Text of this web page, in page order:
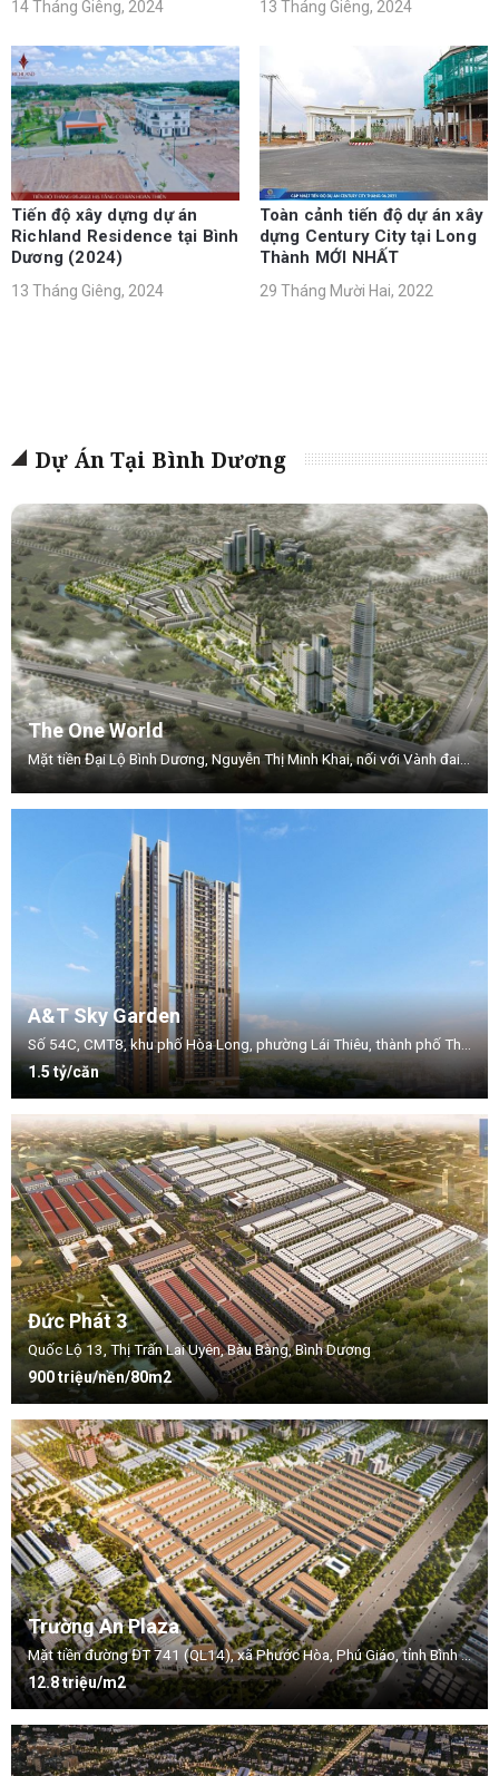
14 Tháng Giêng, 2024 13 Tháng Giêng, 2024
Tiến độ xây dựng dự án
Richland Residence tại Bình
Dương (2024)
13 Tháng Giêng, 2024
Toàn cảnh tiến độ dự án xây
dựng Century City tại Long
Thành MỚI NHẤT
29 Tháng Mười Hai, 2022
Dự Án Tại Bình Dương
The One World
Mặt tiền Đại Lộ Bình Dương, Nguyễn Thị Minh Khai, nối với Vành đai 3, Phường .Thuận Giao, TP.Thuận An, Tỉnh Bình Dương.
A&T Sky Garden
1.5 tỷ/căn
Đức Phát 3
Quốc Lộ 13, Thị Trấn Lai Uyên, Bàu Bàng, Bình Dương
900 triệu/nền/80m2
Trường An Plaza
Mặt tiền đường ĐT 741 (QL14), xã Phước Hòa, Phú Giáo, tỉnh Bình Dương
12.8 triệu/m2